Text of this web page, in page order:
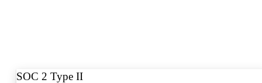
SOC 2 Type II